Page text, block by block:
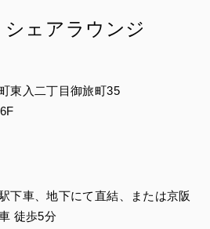
ェアラウンジ
東入二丁目御旅町35
下車、地下にて直結、または京阪
徒歩5分